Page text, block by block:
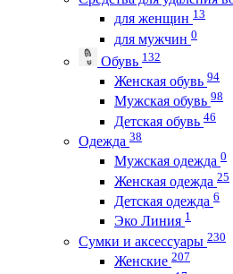
для женщин 13
для мужчин 0
Обувь 132
Женская обувь 94
Мужская обувь 98
Детская обувь 46
Одежда 38
Мужская одежда 0
Женская одежда 25
Детская одежда 6
Эко Линия 1
Сумки и аксессуары 230
Женские 207